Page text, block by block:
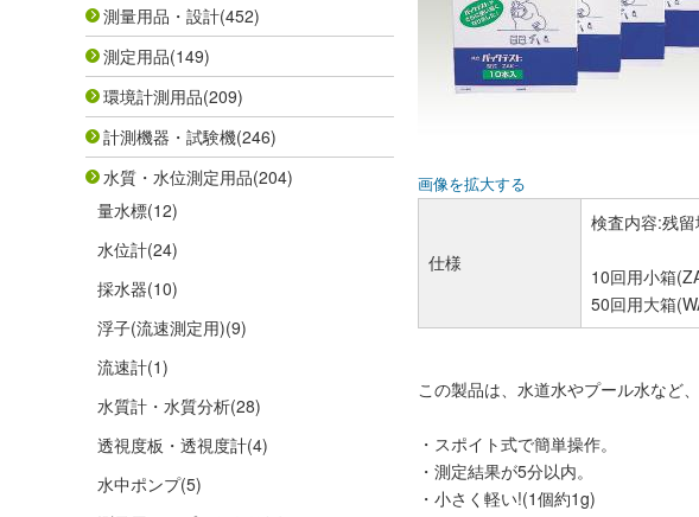
測量用品・設計(452)
測定用品(149)
環境計測用品(209)
計測機器・試験機(246)
水質・水位測定用品(204)
量水標(12)
水位計(24)
採水器(10)
浮子(流速測定用)(9)
流速計(1)
水質計・水質分析(28)
透視度板・透視度計(4)
水中ポンプ(5)
画像を拡大する
仕様
検査内容:残
10回用小箱
50回用大箱
この製品は、水道水やプール水など
・スポイト式で簡単操作。
・測定結果が5分以内。
・小さく軽い!(1個約1g)